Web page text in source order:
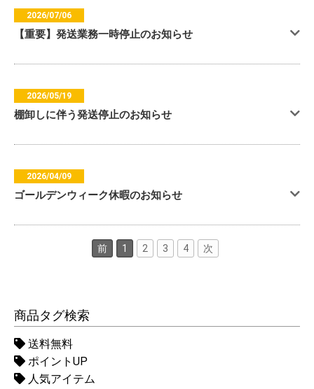
2026/07/06
【重要】発送業務一時停止のお知らせ
2026/05/19
棚卸しに伴う発送停止のお知らせ
2026/04/09
ゴールデンウィーク休暇のお知らせ
前 1 2 3 4 次
商品タグ検索
送料無料
ポイントUP
人気アイテム